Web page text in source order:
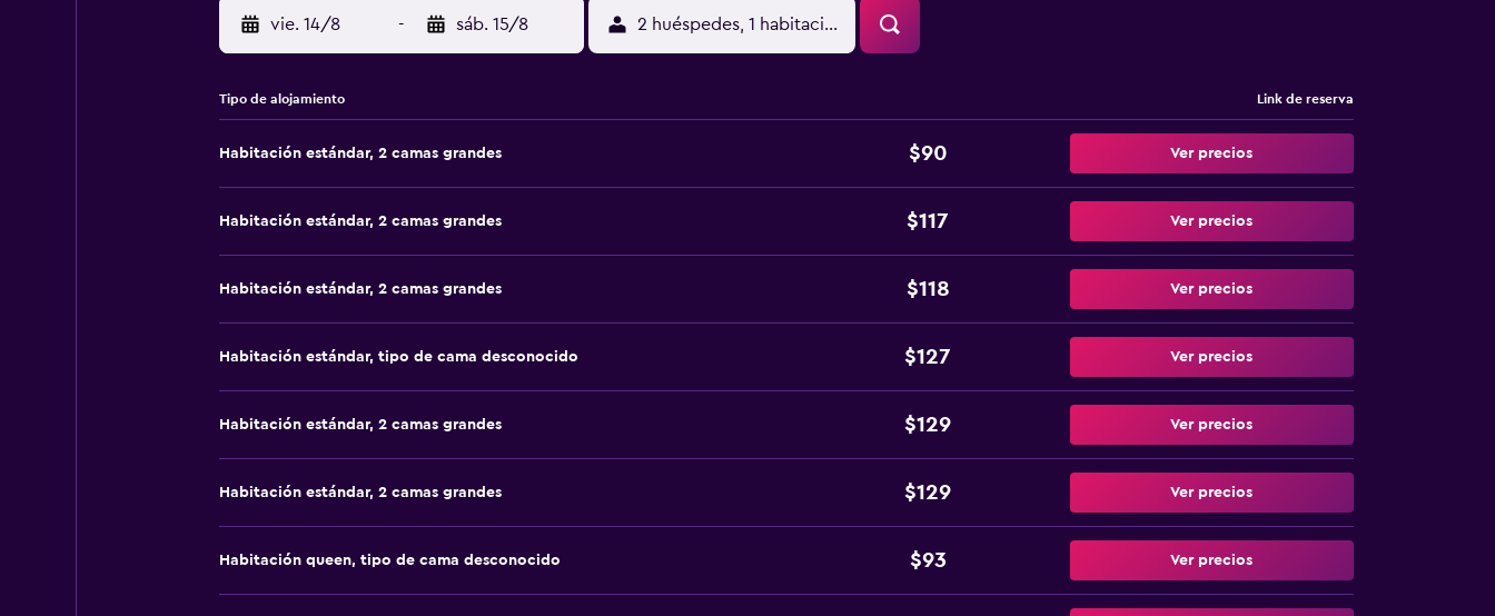
vie. 14/8 - sáb. 15/8 2 huéspedes, 1 habitación
Tipo de alojamiento Link de reserva
Habitación estándar, 2 camas grandes $90 Ver precios
Habitación estándar, 2 camas grandes $117 Ver precios
Habitación estándar, 2 camas grandes $118 Ver precios
Habitación estándar, tipo de cama desconocido $127 Ver precios
Habitación estándar, 2 camas grandes $129 Ver precios
Habitación estándar, 2 camas grandes $129 Ver precios
Habitación queen, tipo de cama desconocido $93 Ver precios